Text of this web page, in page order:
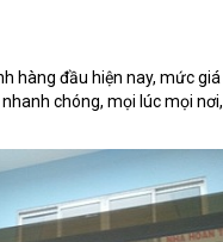
đầu hiện nay, mức
chóng, mọi lúc mọi